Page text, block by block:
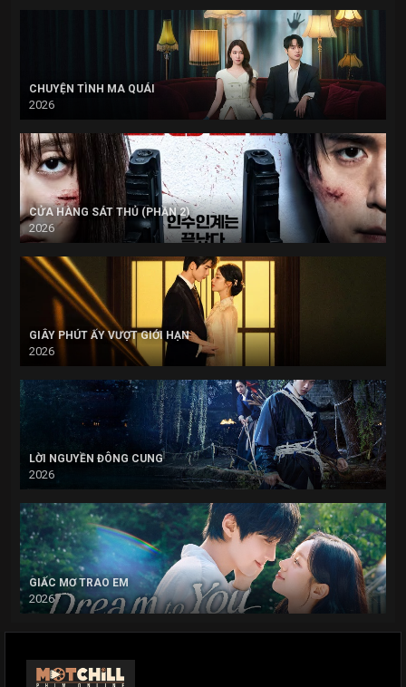
CHUYỆN TÌNH MA QUÁI
2026
CỬA HÀNG SÁT THỦ (PHẦN 2)
2026
GIÂY PHÚT ẤY VƯỢT GIỚI HẠN
2026
LỜI NGUYỀN ĐÔNG CUNG
2026
GIẤC MƠ TRAO EM
2026